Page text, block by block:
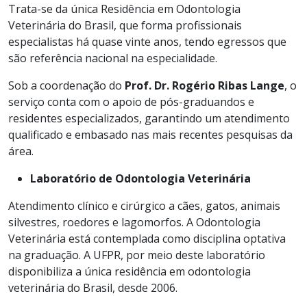
Trata-se da única Residência em Odontologia
Veterinária do Brasil, que forma profissionais
especialistas há quase vinte anos, tendo egressos que
são referência nacional na especialidade.
Sob a coordenação do Prof. Dr. Rogério Ribas Lange, o
serviço conta com o apoio de pós-graduandos e
residentes especializados, garantindo um atendimento
qualificado e embasado nas mais recentes pesquisas da
área.
Laboratório de Odontologia Veterinária
Atendimento clínico e cirúrgico a cães, gatos, animais
silvestres, roedores e lagomorfos. A Odontologia
Veterinária está contemplada como disciplina optativa
na graduação. A UFPR, por meio deste laboratório
disponibiliza a única residência em odontologia
veterinária do Brasil, desde 2006.